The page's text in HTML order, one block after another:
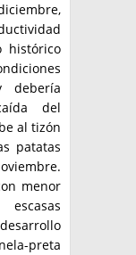
histórico
debería
del
al tizón
patatas
menor
preta